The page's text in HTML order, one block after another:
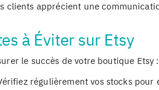
clients apprécient une
à Éviter sur Etsy
le succès de votre boutique Etsy :
régulièrement vos stocks pour